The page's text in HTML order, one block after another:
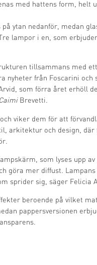
med hattens form, helt
ytan nedanför, medan
lampor i en, som
tillsammans med
nyheter från Foscarini och
som förra året erhöll
Caimi Brevetti.
viker dem för att
arkitektur och design, där
som lyses upp
göra mer diffust.
sprider sig, säger Felicia
beroende på vilket
pappersversionen